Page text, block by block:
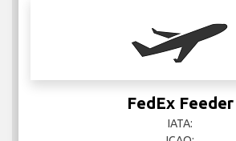
FedEx Feeder
IATA: